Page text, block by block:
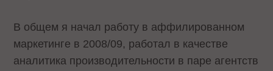
В общем я начал работу в аффилированном
маркетинге в 2008/09, работал в качестве
аналитика производительности в паре агентств